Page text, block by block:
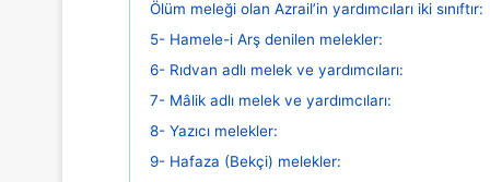
Ölüm meleği olan Azrail’in yardımcıları iki sınıftır:
5- Hamele-i Arş denilen melekler:
6- Rıdvan adlı melek ve yardımcıları:
7- Mâlik adlı melek ve yardımcıları:
8- Yazıcı melekler:
9- Hafaza (Bekçi) melekler: